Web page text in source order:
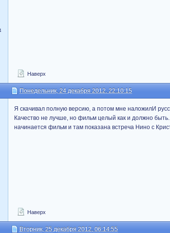
Наверх
Понедельник, 24 декабря 2012, 22:10:15
Я скачивал полную версию, а потом мне наложилИ
Качество не лучше, но фильм целый как и должно
начинается фильм и там показана встреча Нино с
Наверх
Вторник, 25 декабря 2012, 06:14:55